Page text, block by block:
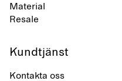
Material
Resale
Kundtjänst
Kontakta oss